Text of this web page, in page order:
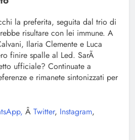
la preferita, seguita dal trio di
risultare con lei immune. A
Ilaria Clemente e Luca
finire spalle al Led. SarÃ
ufficiale? Continuate a
e rimanete sintonizzati per
Â Twitter, Instagram,